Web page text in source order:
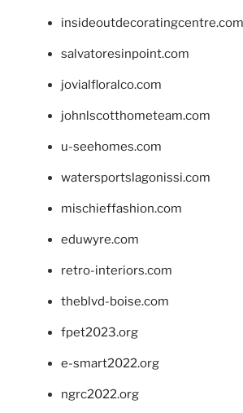
insideoutdecoratingcentre.com
salvatoresinpoint.com
jovialfloralco.com
johnlscotthometeam.com
u-seehomes.com
watersportslagonissi.com
mischieffashion.com
eduwyre.com
retro-interiors.com
theblvd-boise.com
fpet2023.org
e-smart2022.org
ngrc2022.org